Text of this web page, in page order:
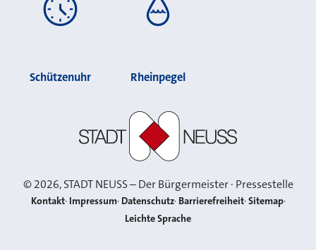
Schützenuhr Rheinpegel
©2026, STADT NEUSS – Der Bürgermeister · Pressestelle
Kontakt Impressum Datenschutz Barrierefreiheit Sitemap
Leichte Sprache